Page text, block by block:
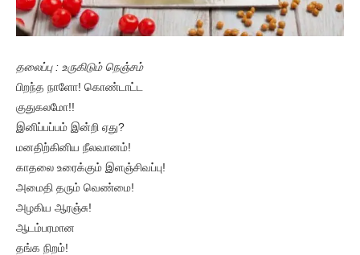
தலைப்பு : உருகிடும் நெஞ்சம்
பிறந்த நாளோ! கொண்டாட்ட
குதுகலமோ!!
இனிப்பப்பம் இன்றி ஏது?
மனதிற்கினிய நீலவானம்!
காதலை உரைக்கும் இளஞ்சிவப்பு!
அமைதி தரும் வெண்மை!
அழகிய ஆரஞ்சு!
ஆடம்பரமான
தங்க நிறம்!